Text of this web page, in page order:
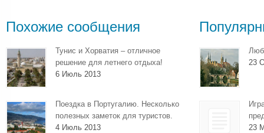
Похожие сообщения
Тунис и Хорватия – отличное
решение для летнего отдыха!
6 Июль 2013
Поездка в Португалию. Несколько
полезных заметок для туристов.
4 Июль 2013
23
23